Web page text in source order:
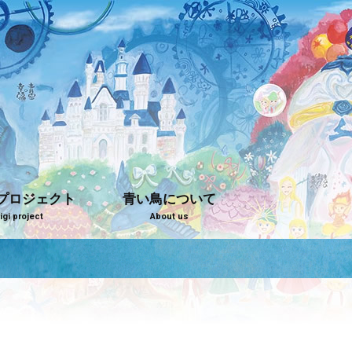
ロジェクト
project
青い鳥について
About us